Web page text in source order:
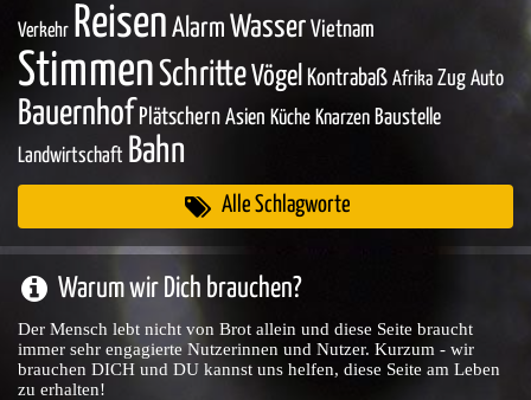
Verkehr Reisen Alarm Wasser Vietnam
StimmenSchritteVögel Kontrabaß Afrika Zug Auto
Bauernhof Plätschern Asien Küche Knarzen Baustelle
Landwirtschaft Bahn
Alle Schlagworte
Warum wir Dich brauchen?
Der Mensch lebt nicht von Brot allein und diese Seite braucht
immer sehr engagierte Nutzerinnen und Nutzer. Kurzum - wir
brauchen DICH und DU kannst uns helfen, diese Seite am Leben
zu erhalten!